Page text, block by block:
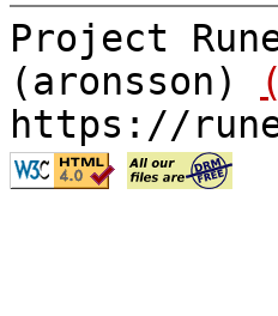
Project
(aronsson)
https://